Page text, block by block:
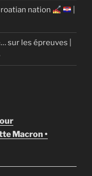
nation
sur les épreuves |
Macron •